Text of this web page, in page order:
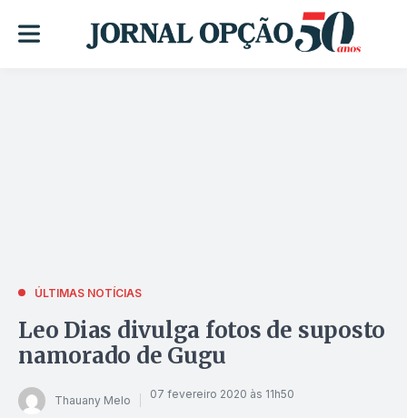
ÚLTIMAS NOTÍCIAS
Leo Dias divulga fotos de suposto
namorado de Gugu
Thauany Melo 07 fevereiro 2020 às 11h50